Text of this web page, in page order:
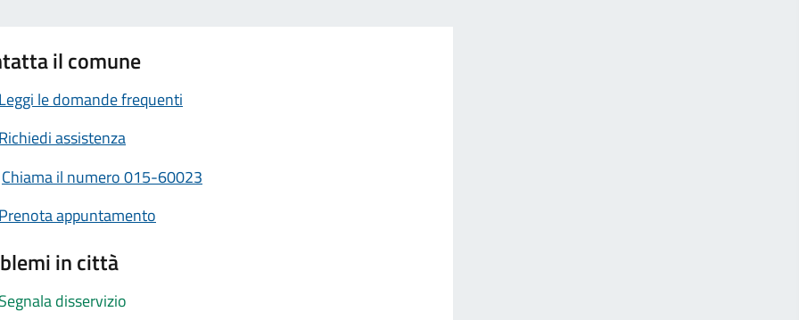
il comune
Leggi le domande frequenti
Richiedi assistenza
Chiama il numero 015-60023
Prenota appuntamento
in città
Segnala disservizio